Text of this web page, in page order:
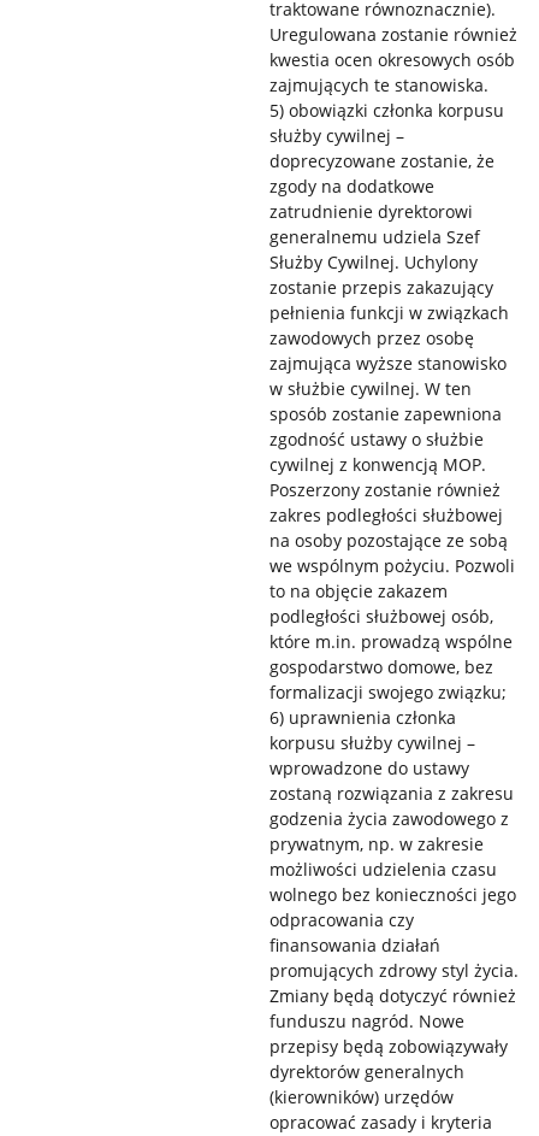
traktowane równoznacznie).
Uregulowana zostanie również
kwestia ocen okresowych osób
zajmujących te stanowiska.
5) obowiązki członka korpusu
służby cywilnej –
doprecyzowane zostanie, że
zgody na dodatkowe
zatrudnienie dyrektorowi
generalnemu udziela Szef
Służby Cywilnej. Uchylony
zostanie przepis zakazujący
pełnienia funkcji w związkach
zawodowych przez osobę
zajmująca wyższe stanowisko
w służbie cywilnej. W ten
sposób zostanie zapewniona
zgodność ustawy o służbie
cywilnej z konwencją MOP.
Poszerzony zostanie również
zakres podległości służbowej
na osoby pozostające ze sobą
we wspólnym pożyciu. Pozwoli
to na objęcie zakazem
podległości służbowej osób,
które m.in. prowadzą wspólne
gospodarstwo domowe, bez
formalizacji swojego związku;
6) uprawnienia członka
korpusu służby cywilnej –
wprowadzone do ustawy
zostaną rozwiązania z zakresu
godzenia życia zawodowego z
prywatnym, np. w zakresie
możliwości udzielenia czasu
wolnego bez konieczności jego
odpracowania czy
finansowania działań
promujących zdrowy styl życia.
Zmiany będą dotyczyć również
funduszu nagród. Nowe
przepisy będą zobowiązywały
dyrektorów generalnych
(kierowników) urzędów
opracować zasady i kryteria